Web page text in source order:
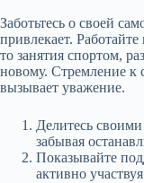
Заботьтесь о своей
привлекает.
то занятия спортом,
новому. Стремление к
вызывает уважение.
Делитесь
забывая
Показывайте
активно